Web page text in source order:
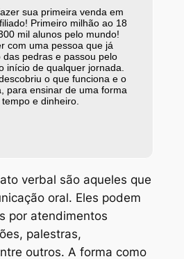
sua primeira venda em
Primeiro milhão ao 18
mil alunos pelo mundo!
com uma pessoa que já
das pedras e passou pelo
início de qualquer jornada.
o que funciona e o
para ensinar de uma forma
e dinheiro.
verbal são aqueles que
oral. Eles podem
por atendimentos
palestras,
outros. A forma como